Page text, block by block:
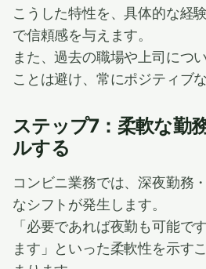
こうした特性を、具体的な経
で信頼感を与えます。
また、過去の職場や上司につ
ことは避け、常にポジティブ
ステップ7：柔軟な勤
ルする
コンビニ業務では、深夜勤務
なシフトが発生します。
「必要であれば夜勤も可能で
ます」といった柔軟性を示す